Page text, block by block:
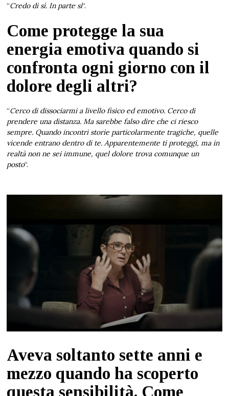
“Credo di sì. In parte sì“.
Come protegge la sua
energia emotiva quando si
confronta ogni giorno con il
dolore degli altri?
“Cerco di dissociarmi a livello fisico ed emotivo. Cerco di
prendere una distanza. Ma sarebbe falso dire che ci riesco
sempre. Quando incontri storie particolarmente tragiche, quelle
vicende entrano dentro di te. Apparentemente ti proteggi, ma in
realtà non ne sei immune, quel dolore trova comunque un
posto“.
Aveva soltanto sette anni e
mezzo quando ha scoperto
questa sensibilità. Come